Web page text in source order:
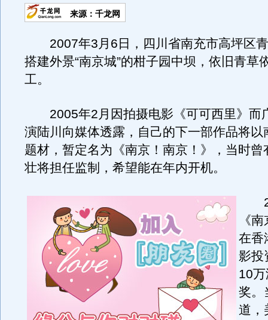
来源：千龙网
2007年3月6日，四川省南充市高坪区
搭建外景“南京城”的柑子园中坝，依旧青草
工。
2005年2月因拍摄电影《可可西里》而
演陆川向媒体透露，自己的下一部作品将以
题材，暂定名为《南京！南京！》，当时曾
壮将担任监制，希望能在年内开机。
《
在香
影投
10
奖。
道，